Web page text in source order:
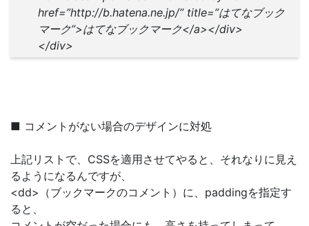
href=”http://b.hatena.ne.jp/” title=”はてなブック
マーク”>はてなブックマーク</a></div>
</div>
■ コメントがない場合のデザインに対処
上記リストで、CSSを適用させてやると、それなりに見え
るようになるんですが、
<dd>（ブックマークのコメント）に、paddingを指定す
ると、